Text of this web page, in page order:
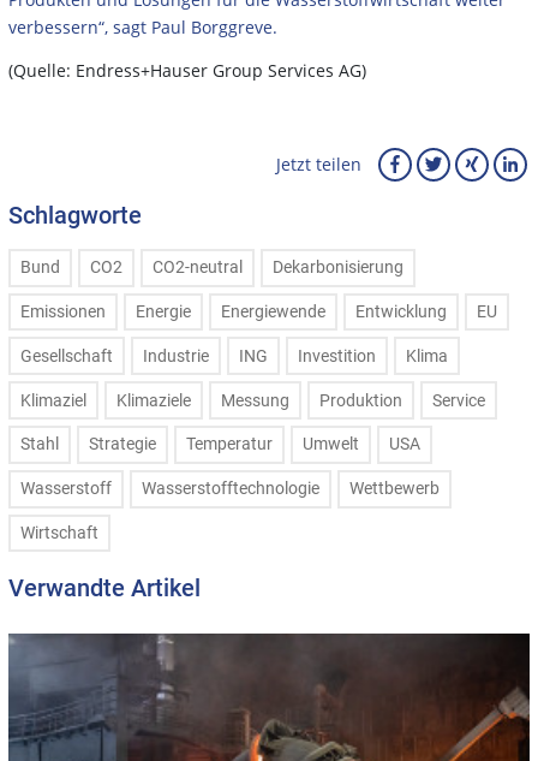
verbessern“, sagt Paul Borggreve.
(Quelle: Endress+Hauser Group Services AG)
Jetzt teilen
Schlagworte
Bund CO2 CO2-neutral Dekarbonisierung
Emissionen Energie Energiewende Entwicklung EU
Gesellschaft Industrie ING Investition Klima
Klimaziel Klimaziele Messung Produktion Service
Stahl Strategie Temperatur Umwelt USA
Wasserstoff Wasserstofftechnologie Wettbewerb
Wirtschaft
Verwandte Artikel